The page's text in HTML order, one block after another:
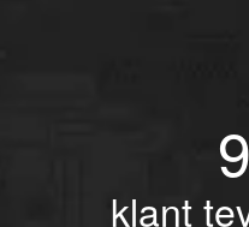
klant